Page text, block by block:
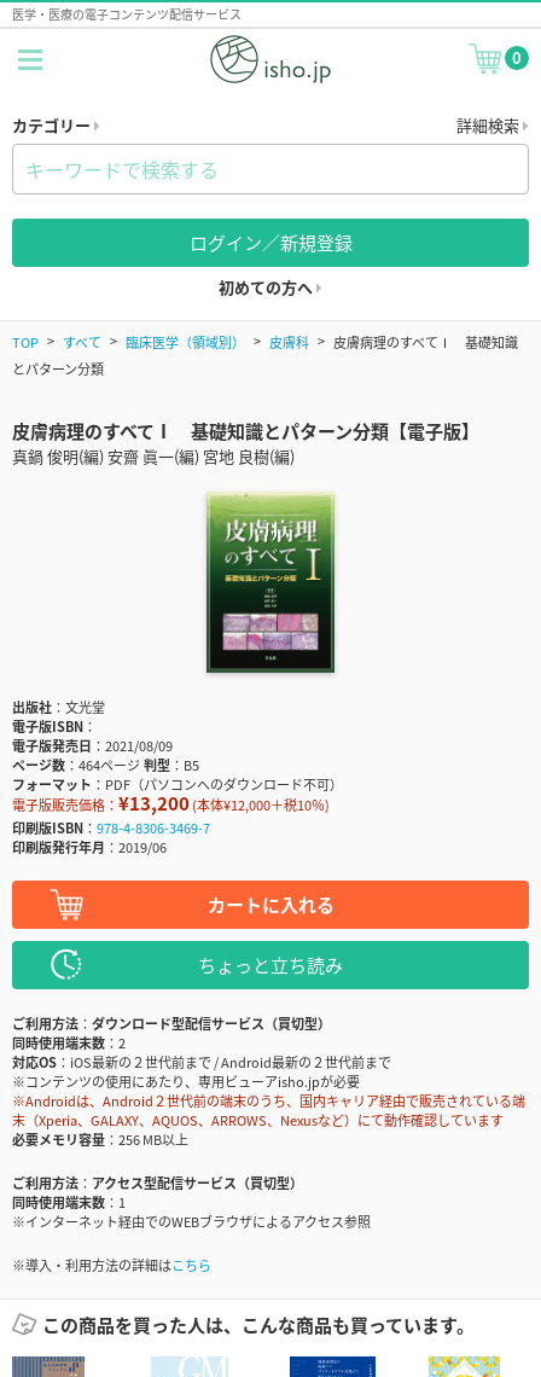
医学・医療の電子コンテンツ配信サービス
0
カテゴリー 詳細検索
ログイン／新規登録
初めての方へ
TOP すべて 臨床医学（領域別） 皮膚科
皮膚病理のすべてⅠ 基礎知識
とパターン分類
皮膚病理のすべてⅠ 基礎知識とパターン分類【電子版】
真鍋 俊明(編) 安齋 眞一(編) 宮地 良樹(編)
出版社
文光堂
電子版ISBN
電子版発売日
2021/08/09
ページ数
464ページ判型
B5
フォーマット
PDF（パソコンへのダウンロード不可）
電子版販売価格： ¥13,200(本体¥12,000＋税10％)
印刷版ISBN
978-4-8306-3469-7
印刷版発行年月
2019/06
カートに入れる
ちょっと立ち読み
ご利用方法
ダウンロード型配信サービス（買切型）
同時使用端末数
2
対応OS
iOS最新の２世代前まで / Android最新の２世代前まで
※コンテンツの使用にあたり、専用ビューアisho.jpが必要
※Androidは、Android２世代前の端末のうち、国内キャリア経由で販売されている端
末（Xperia、GALAXY、AQUOS、ARROWS、Nexusなど）にて動作確認しています
必要メモリ容量
256 MB以上
ご利用方法
アクセス型配信サービス（買切型）
同時使用端末数
1
※インターネット経由でのWEBブラウザによるアクセス参照
※導入・利用方法の詳細はこちら
この商品を買った人は、こんな商品も買っています。